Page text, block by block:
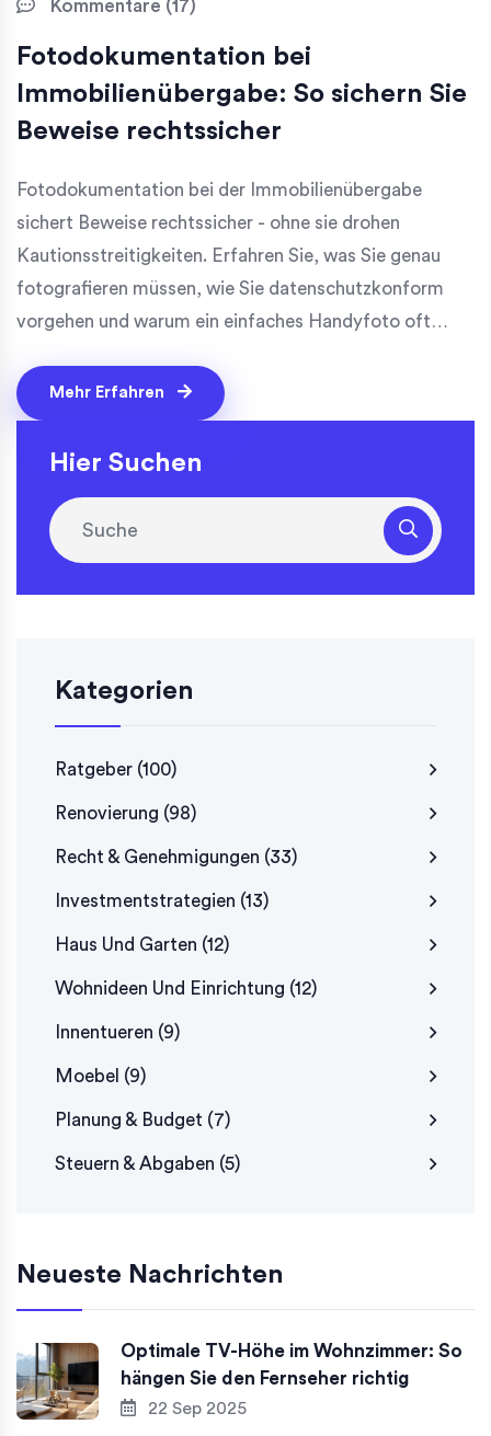
Kommentare (17)
Fotodokumentation bei
Immobilienübergabe: So sichern Sie
Beweise rechtssicher
Fotodokumentation bei der Immobilienübergabe
sichert Beweise rechtssicher - ohne sie drohen
Kautionsstreitigkeiten. Erfahren Sie, was Sie genau
fotografieren müssen, wie Sie datenschutzkonform
vorgehen und warum ein einfaches Handyfoto oft
Mehr Erfahren
Hier Suchen
Kategorien
Ratgeber (100)
Renovierung (98)
Recht & Genehmigungen (33)
Investmentstrategien (13)
Haus Und Garten (12)
Wohnideen Und Einrichtung (12)
Innentueren (9)
Moebel (9)
Planung & Budget (7)
Steuern & Abgaben (5)
Neueste Nachrichten
Optimale TV-Höhe im Wohnzimmer: So
hängen Sie den Fernseher richtig
22 Sep 2025